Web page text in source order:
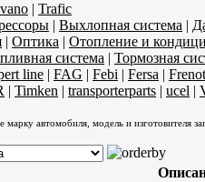
| Trafic
| Выхлопная система |
| Оптика | Отопление и
система | Тормозная
line | FAG | Febi | Fersa |
| Timken | transporterparts | ucel |
марку автомобиля, модель и изготовителя